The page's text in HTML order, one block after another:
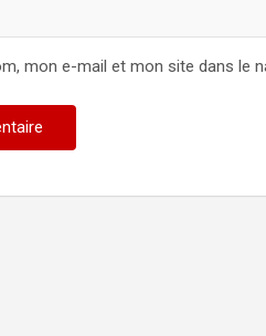
mon e-mail et mon site dans le